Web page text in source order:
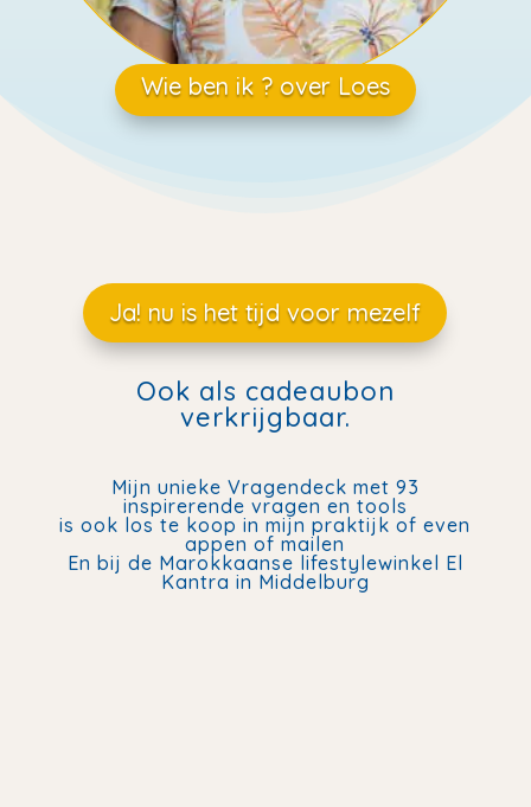
Wie ben ik ? over Loes
Ja! nu is het tijd voor mezelf
Ook als cadeaubon
verkrijgbaar.
Mijn unieke Vragendeck met 93
inspirerende vragen en tools
is ook los te koop in mijn praktijk of even
appen of mailen
En bij de Marokkaanse lifestylewinkel El
Kantra in Middelburg